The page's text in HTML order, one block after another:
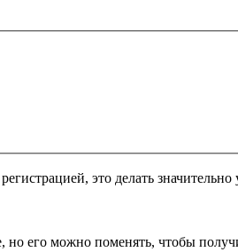
это делать значительно
его можно поменять, чтобы